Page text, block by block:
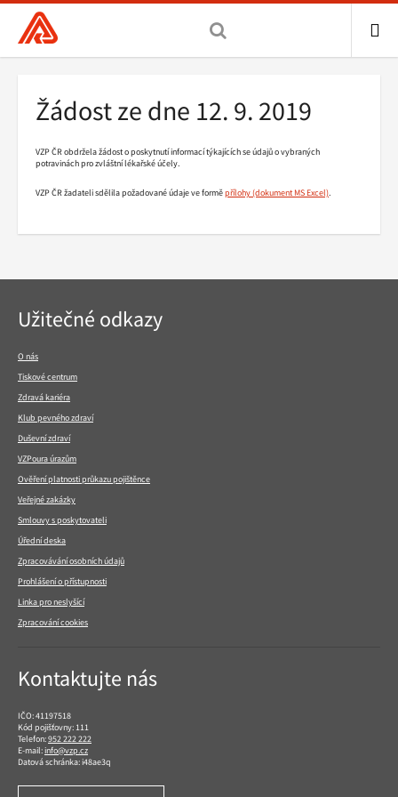
Všeobecná
zdravotní
hlavní
Drobečková
navigace
Žádost ze dne 12. 9. 2019
VZP ČR obdržela žádost o poskytnutí informací týkajících se údajů o vybraných
potravinách pro zvláštní lékařské účely.
VZP ČR žadateli sdělila požadované údaje ve forměpřílohy .
Navigace
v
Užitečné odkazy
O nás
Tiskové centrum
Zdravá kariéra
Klub pevného zdraví
Duševní zdraví
VZPoura úrazům
Ověření platnosti průkazu pojištěnce
Veřejné zakázky
Smlouvy s poskytovateli
Úřední deska
Zpracovávání osobních údajů
Prohlášení o přístupnosti
Linka pro neslyšící
Zpracování cookies
Kontaktujte nás
IČO: 41197518
Kód pojišťovny: 111
Telefon:952 222 222
E-mail:info@vzp.cz
Datová schránka: i48ae3q